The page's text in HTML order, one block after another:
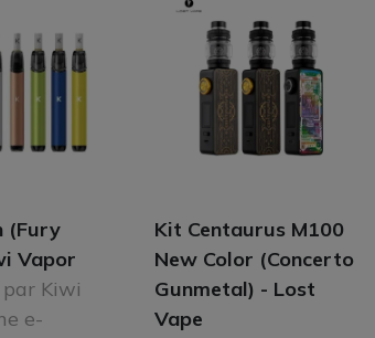
(Fury
Vapor
Kiwi
e-
Kit Centaurus M100
New Color (Concerto
Gunmetal) - Lost
Vape